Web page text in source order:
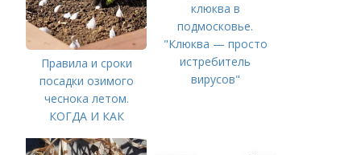
Правила и сроки
посадки озимого
чеснока летом.
КОГДА И КАК
ПОСАДИТЬ ОЗИМЫЙ
клюква в
подмосковье.
"Клюква — просто
истребитель
вирусов"